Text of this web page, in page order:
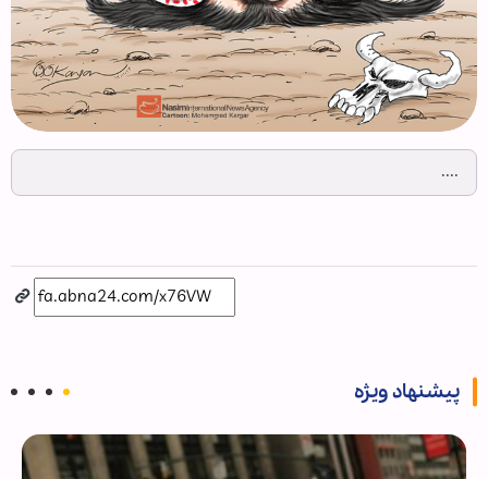
....
پیشنهاد ویژه